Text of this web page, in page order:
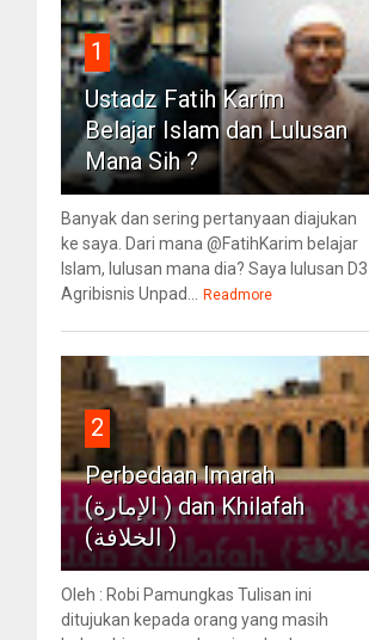
1
Ustadz Fatih Karim
Belajar Islam dan Lulusan
Mana Sih ?
Banyak dan sering pertanyaan diajukan
ke saya. Dari mana @FatihKarim belajar
Islam, lulusan mana dia? Saya lulusan D3
Agribisnis Unpad...
Readmore
2
Perbedaan Imarah
(الإمارة ) dan Khilafah
(الخلافة )
Oleh : Robi Pamungkas Tulisan ini
ditujukan kepada orang yang masih